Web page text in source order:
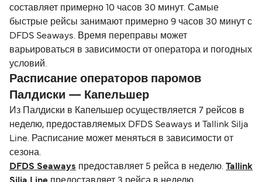
составляет примерно 10 часов 30 минут. Самые
быстрые рейсы занимают примерно 9 часов 30 минут с
DFDS Seaways. Время переправы может
варьироваться в зависимости от оператора и погодных
условий.
Расписание операторов паромов
Палдиски — Капельшер
Из Палдиски в Капельшер осуществляется 7 рейсов в
неделю, предоставляемых DFDS Seaways и Tallink Silja
Line. Расписание может меняться в зависимости от
сезона.
DFDS Seaways предоставляет 5 рейса в неделю.
Tallink